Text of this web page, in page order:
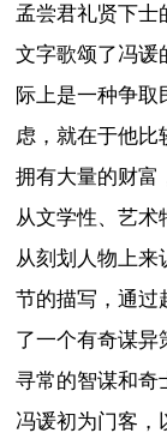
孟尝君礼贤下士
文字歌颂了冯谖
际上是一种争
虑，就在于他比
拥有大量的财富
从文学性、艺术
从刻划人物上来
节的描写，通过
了一个有奇谋异
寻常的智谋和奇
冯谖初为门客，